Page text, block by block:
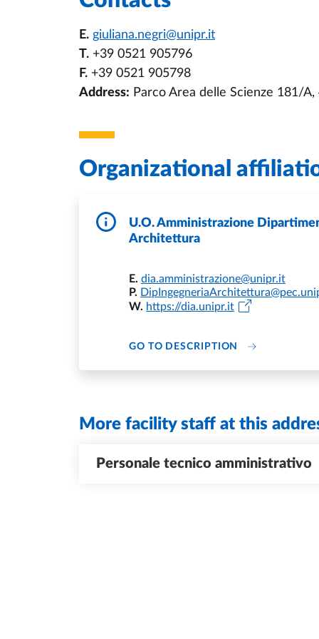
E. giuliana.negri@unipr.it
T. +39 0521 905796
F. +39 0521 905798
Address: Parco Area delle Scienze 181/A,
Organizational
U.O. Amministrazione
Architettura
E. dia.amministrazione@unipr.it
P.
W. https://dia.unipr.it
GO TO DESCRIPTION DI U.O.
More facility staff at this
Personale tecnico amministrativo